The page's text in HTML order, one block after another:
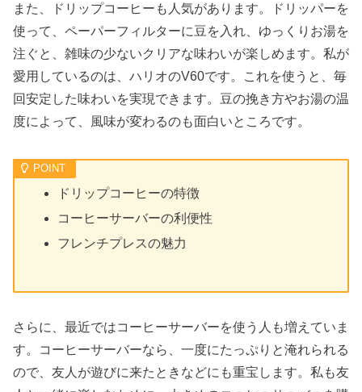
また、ドリップコーヒーも人気があります。ドリッパーを
使って、ペーパーフィルターに豆を入れ、ゆっくりお湯を
注ぐと、雑味の少ないクリアな味わいが楽しめます。私が
愛用しているのは、ハリオのV60です。これを使うと、毎
回安定した味わいを実現できます。豆の挽き方やお湯の温
度によって、風味が変わるのも面白いところです。
ドリップコーヒーの特徴
コーヒーサーバーの利便性
フレンチプレスの魅力
さらに、最近ではコーヒーサーバーを使う人も増えていま
す。コーヒーサーバーなら、一度にたっぷりと淹れられる
ので、友人が遊びに来たときなどにも重宝します。私も友